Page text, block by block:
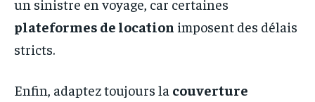
un sinistre en voyage, car certaines
plateformes de location imposent des délais
stricts.
Enfin, adaptez toujours la couverture